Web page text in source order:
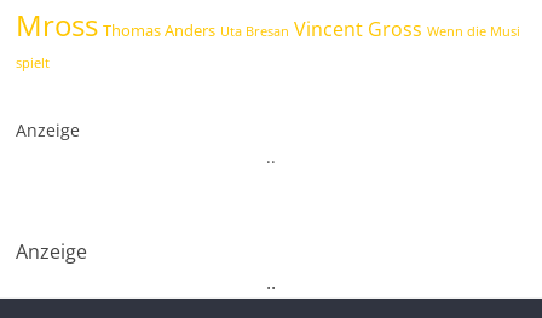
Mross Thomas Anders Uta Bresan Vincent Gross Wenn die Musi
spielt
Anzeige
..
Anzeige
..